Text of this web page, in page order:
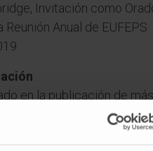
Invitación como
Reunión Anual de EUFEPS
en la publicación de
científicos en revistas
y en más de 100